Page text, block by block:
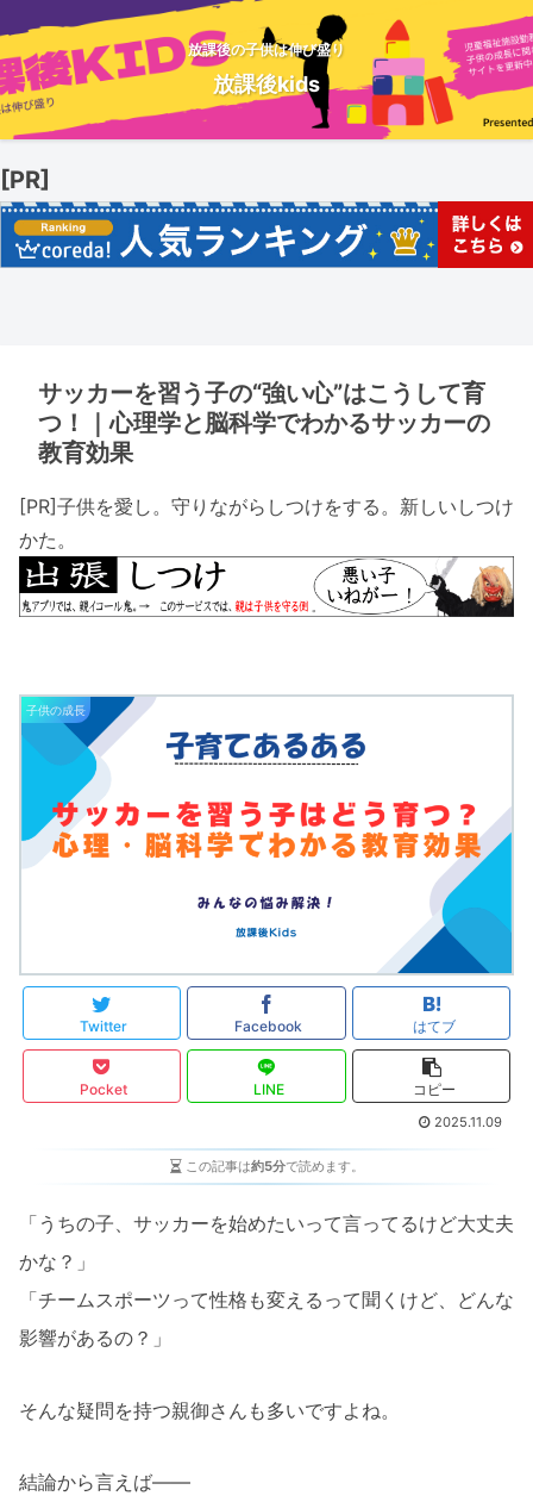
放課後の子供は伸び盛り
放課後kids
[PR]
サッカーを習う子の“強い心”はこうして育
つ！｜心理学と脳科学でわかるサッカーの
教育効果
[PR]子供を愛し。守りながらしつけをする。新しいしつけ
かた。
子供の成長
Twitter Facebook はてブ
Pocket LINE コピー
2025.11.09
この記事は約5分で読めます。
「うちの子、サッカーを始めたいって言ってるけど大丈夫
かな？」
「チームスポーツって性格も変えるって聞くけど、どんな
影響があるの？」
そんな疑問を持つ親御さんも多いですよね。
結論から言えば――